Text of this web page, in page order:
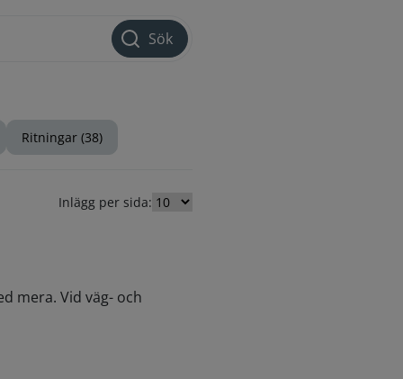
Sök
Ritningar (38)
Inlägg per sida:
mera. Vid väg- och